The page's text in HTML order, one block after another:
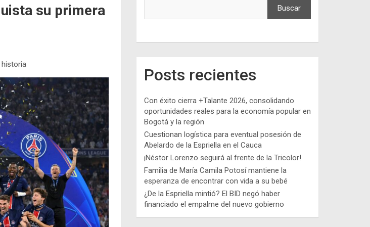
su primera
historia
Buscar
Posts recientes
Con éxito cierra +Talante 2026, consolidando
oportunidades reales para la economía popular en
Bogotá y la región
Cuestionan logística para eventual posesión de
Abelardo de la Espriella en el Cauca
¡Néstor Lorenzo seguirá al frente de la Tricolor!
Familia de María Camila Potosí mantiene la
esperanza de encontrar con vida a su bebé
¿De la Espriella mintió? El BID negó haber
financiado el empalme del nuevo gobierno